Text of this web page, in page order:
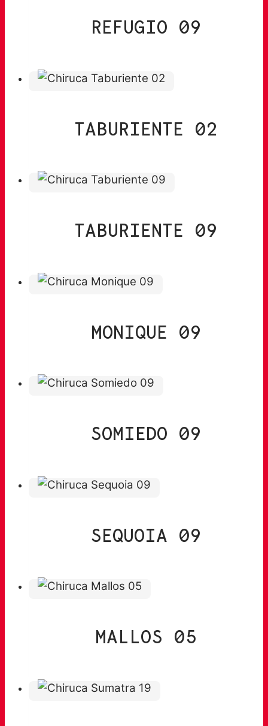
REFUGIO 09
TABURIENTE 02
TABURIENTE 09
MONIQUE 09
SOMIEDO 09
SEQUOIA 09
MALLOS 05